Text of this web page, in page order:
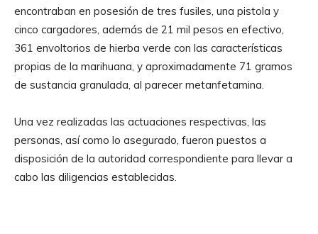
encontraban en posesión de tres fusiles, una pistola y
cinco cargadores, además de 21 mil pesos en efectivo,
361 envoltorios de hierba verde con las características
propias de la marihuana, y aproximadamente 71 gramos
de sustancia granulada, al parecer metanfetamina.
Una vez realizadas las actuaciones respectivas, las
personas, así como lo asegurado, fueron puestos a
disposición de la autoridad correspondiente para llevar a
cabo las diligencias establecidas.